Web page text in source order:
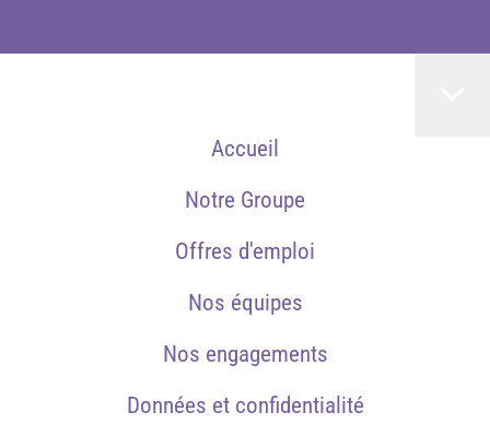
Accueil
Notre Groupe
Offres d'emploi
Nos équipes
Nos engagements
Données et confidentialité